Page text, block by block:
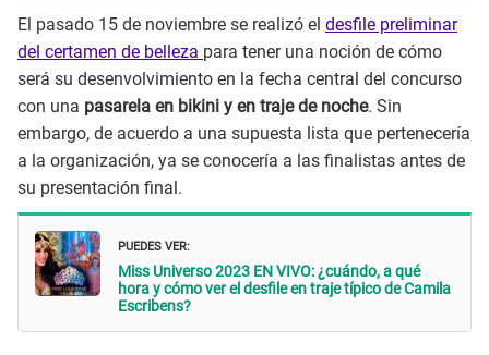
El pasado 15 de noviembre se realizó el desfile preliminar
del certamen de belleza para tener una noción de cómo
será su desenvolvimiento en la fecha central del concurso
con una pasarela en bikini y en traje de noche. Sin
embargo, de acuerdo a una supuesta lista que pertenecería
a la organización, ya se conocería a las finalistas antes de
su presentación final.
PUEDES VER:
Miss Universo 2023 EN VIVO: ¿cuándo, a qué
hora y cómo ver el desfile en traje típico de Camila
Escribens?